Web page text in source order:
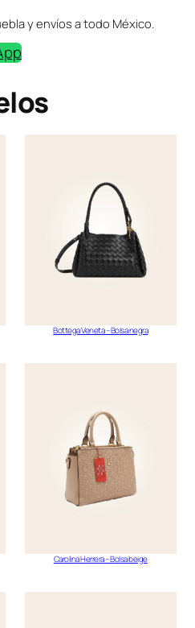
y envíos a todo México.
Bottega Veneta – Bolsa negra
Carolina Herrera – Bolsa beige